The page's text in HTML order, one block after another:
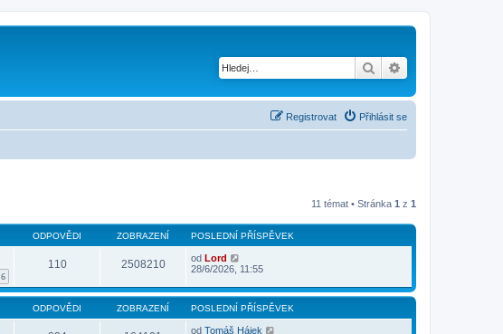
Hledat
Přihlásit se
Registrovat
11 témat • Stránka 1 z 1
ODPOVĚDI ZOBRAZENÍ POSLEDNÍ PŘÍSPĚVEK
6
110 2508210 od Lord
28/6/2026, 11:55
ODPOVĚDI ZOBRAZENÍ POSLEDNÍ PŘÍSPĚVEK
od Tomáš Hájek